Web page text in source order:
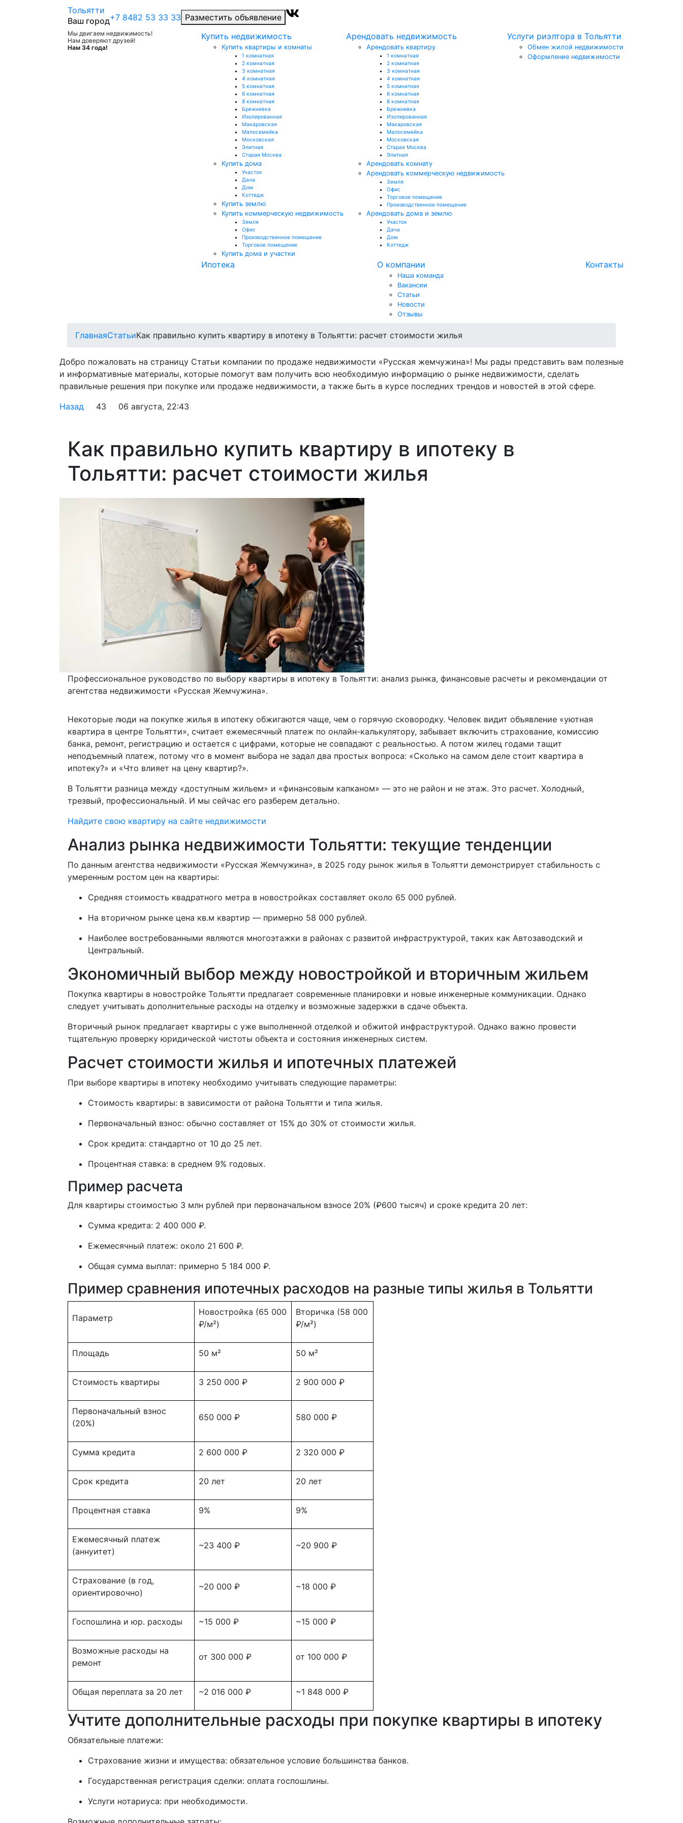
Мы двигаем недвижимость!
Нам доверяют друзей!
Нам 34 года!
Купить недвижимость
Купить квартиры и комнаты
1 комнатная
2 комнатная
3 комнатная
4 комнатная
5 комнатная
6 комнатная
8 комнатная
Брежневка
Изолированная
Макаровская
Малосемейка
Московская
Элитная
Старая Москва
Купить дома
Участок
Дача
Дом
Коттедж
Купить землю
Купить коммерческую недвижимость
Земля
Офис
Производственное помещение
Торговое помещение
Купить дома и участки
Арендовать недвижимость
Арендовать квартиру
1 комнатная
2 комнатная
3 комнатная
4 комнатная
5 комнатная
6 комнатная
8 комнатная
Брежневка
Изолированная
Макаровская
Малосемейка
Московская
Старая Москва
Элитная
Арендовать комнату
Арендовать коммерческую недвижимость
Земля
Офис
Торговое помещение
Производственное помещение
Арендовать дома и землю
Участок
Дача
Дом
Коттедж
Услуги риэлтора в Тольятти
Обмен жилой недвижимости
Оформление недвижимости
Ипотека О компании
Наша команда
Вакансии
Статьи
Новости
Отзывы
Контакты
Тольятти
Ваш город+7 8482 53 33 33 Разместить объявление
ГлавнаяСтатьиКак правильно купить квартиру в ипотеку в Тольятти: расчет стоимости жилья
Добро пожаловать на страницу Статьи компании по продаже недвижимости «Русская жемчужина»! Мы рады представить вам полезные
и информативные материалы, которые помогут вам получить всю необходимую информацию о рынке недвижимости, сделать
правильные решения при покупке или продаже недвижимости, а также быть в курсе последних трендов и новостей в этой сфере.
Назад
43 06 августа, 22:43
Как правильно купить квартиру в ипотеку в
Тольятти: расчет стоимости жилья
Профессиональное руководство по выбору квартиры в ипотеку в Тольятти: анализ рынка, финансовые расчеты и рекомендации от
агентства недвижимости «Русская Жемчужина».
Некоторые люди на покупке жилья в ипотеку обжигаются чаще, чем о горячую сковородку. Человек видит объявление «уютная
квартира в центре Тольятти», считает ежемесячный платеж по онлайн-калькулятору, забывает включить страхование, комиссию
банка, ремонт, регистрацию и остается с цифрами, которые не совпадают с реальностью. А потом жилец годами тащит
неподъемный платеж, потому что в момент выбора не задал два простых вопроса: «Сколько на самом деле стоит квартира в
ипотеку?» и «Что влияет на цену квартир?».
В Тольятти разница между «доступным жильем» и «финансовым капканом» — это не район и не этаж. Это расчет. Холодный,
трезвый, профессиональный. И мы сейчас его разберем детально.
Найдите свою квартиру на сайте недвижимости
Анализ рынка недвижимости Тольятти: текущие тенденции
По данным агентства недвижимости «Русская Жемчужина», в 2025 году рынок жилья в Тольятти демонстрирует стабильность с
умеренным ростом цен на квартиры:
Средняя стоимость квадратного метра в новостройках составляет около 65 000 рублей.
На вторичном рынке цена кв.м квартир — примерно 58 000 рублей.
Наиболее востребованными являются многоэтажки в районах с развитой инфраструктурой, таких как Автозаводский и
Центральный.
Экономичный выбор между новостройкой и вторичным жильем
Покупка квартиры в новостройке Тольятти предлагает современные планировки и новые инженерные коммуникации. Однако
следует учитывать дополнительные расходы на отделку и возможные задержки в сдаче объекта.
Вторичный рынок предлагает квартиры с уже выполненной отделкой и обжитой инфраструктурой. Однако важно провести
тщательную проверку юридической чистоты объекта и состояния инженерных систем.
Расчет стоимости жилья и ипотечных платежей
При выборе квартиры в ипотеку необходимо учитывать следующие параметры:
Стоимость квартиры: в зависимости от района Тольятти и типа жилья.
Первоначальный взнос: обычно составляет от 15% до 30% от стоимости жилья.
Срок кредита: стандартно от 10 до 25 лет.
Процентная ставка: в среднем 9% годовых.
Пример расчета
Для квартиры стоимостью 3 млн рублей при первоначальном взносе 20% (₽600 тысяч) и сроке кредита 20 лет:
Сумма кредита: 2 400 000 ₽.
Ежемесячный платеж: около 21 600 ₽.
Общая сумма выплат: примерно 5 184 000 ₽.
Пример сравнения ипотечных расходов на разные типы жилья в Тольятти
Параметр
Новостройка (65 000
₽/м²)
Вторичка (58 000
₽/м²)
Площадь 50 м² 50 м²
Стоимость квартиры 3 250 000 ₽ 2 900 000 ₽
Первоначальный взнос
(20%)
650 000 ₽ 580 000 ₽
Сумма кредита 2 600 000 ₽ 2 320 000 ₽
Срок кредита 20 лет 20 лет
Процентная ставка 9% 9%
Ежемесячный платеж
(аннуитет)
~23 400 ₽ ~20 900 ₽
Страхование (в год,
ориентировочно)
~20 000 ₽ ~18 000 ₽
Госпошлина и юр. расходы ~15 000 ₽ ~15 000 ₽
Возможные расходы на
ремонт
от 300 000 ₽ от 100 000 ₽
Общая переплата за 20 лет ~2 016 000 ₽ ~1 848 000 ₽
Учтите дополнительные расходы при покупке квартиры в ипотеку
Обязательные платежи:
Страхование жизни и имущества: обязательное условие большинства банков.
Государственная регистрация сделки: оплата госпошлины.
Услуги нотариуса: при необходимости.